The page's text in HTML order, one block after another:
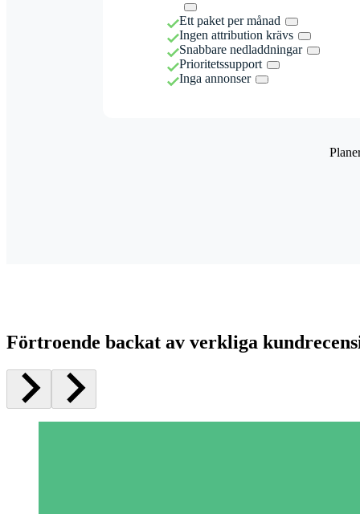
Ett paket per månad
Ingen attribution krävs
Snabbare nedladdningar
Prioritetssupport
Inga annonser
Förtroende backat av verkliga